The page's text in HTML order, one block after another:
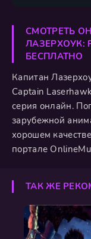
СМОТРЕТЬ
ЛАЗЕРХОУК:
БЕСПЛАТНО
Капитан
Captain
серия онлайн.
зарубежной
хорошем
портале
ТАК ЖЕ